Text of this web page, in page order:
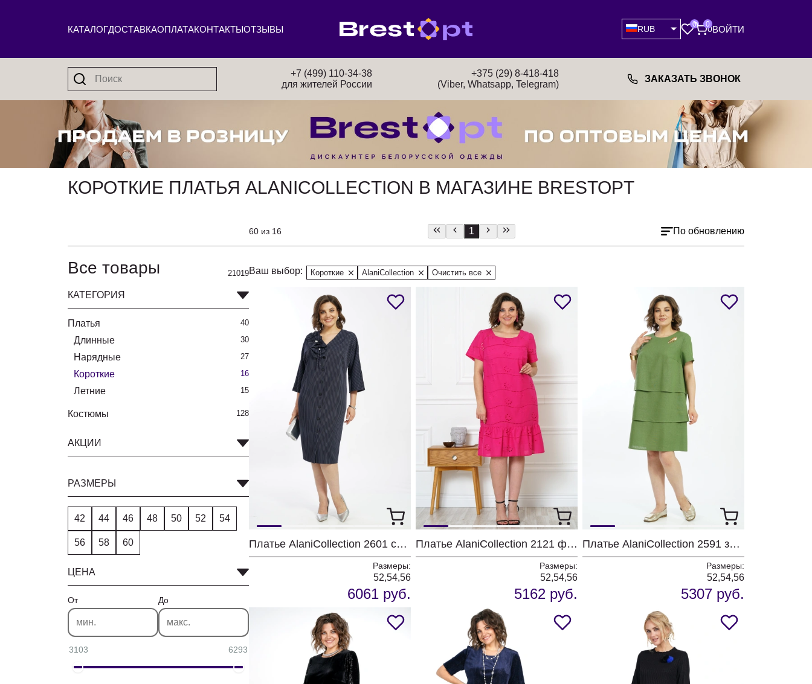
КАТАЛОГДОСТАВКАОПЛАТАКОНТАКТЫОТЗЫВЫ RUB
0 0
0ВОЙТИ
+7 (499) 110-34-38
для жителей России
+375 (29) 8-418-418
(Viber, Whatsapp, Telegram)
ЗАКАЗАТЬ ЗВОНОК
КОРОТКИЕ ПЛАТЬЯ ALANICOLLECTION В МАГАЗИНЕ BRESTOPT
60 из 16 По обновлению
1
Все товары 21019
КАТЕГОРИЯ
Платья 40
Длинные 30
Нарядные 27
Короткие 16
Летние 15
Костюмы 128
АКЦИИ
РАЗМЕРЫ
42 44 46 48 50 52 54
56 58 60
ЦЕНА
От До
3103 6293
Ваш выбор: Короткие AlaniCollection Очистить все
Платье AlaniCollection 2601 синий в полоску
Размеры:
52,54,56
6061 руб.
Платье AlaniCollection 2121 фуксия
Размеры:
52,54,56
5162 руб.
Платье AlaniCollection 2591 зеленый
Размеры:
52,54,56
5307 руб.